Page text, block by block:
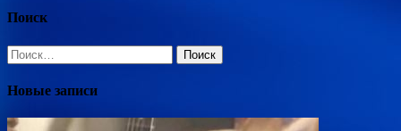
Поиск
Найти:
Новые записи